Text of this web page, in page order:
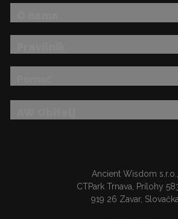
Ancient Wisdom s.r.o.,
CTPark Trnava, Prílohy
919 26 Zavar,